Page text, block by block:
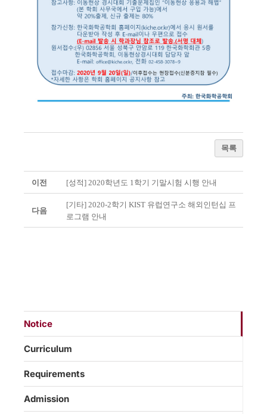
목록
이전 [성적] 2020학년도 1학기 기말시험 시행 안내
다음
[기타] 2020-2학기 KIST 유럽연구소 해외인턴십 프
로그램 안내
Notice
Curriculum
Requirements
Admission